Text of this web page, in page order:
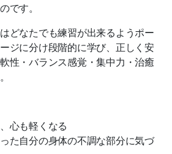
です。
どなたでも練習が出来るようポー
ジに分け段階的に学び、正しく安
性・バランス感覚・集中力・治癒
心も軽くなる
た自分の身体の不調な部分に気づ